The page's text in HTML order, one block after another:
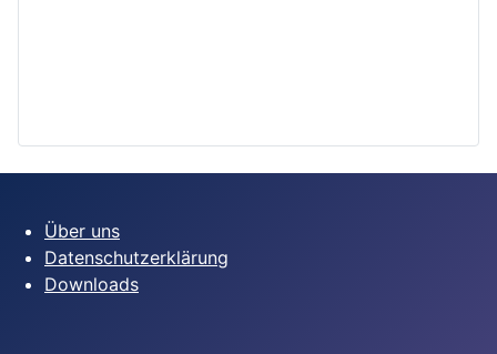
Über uns
Datenschutzerklärung
Downloads